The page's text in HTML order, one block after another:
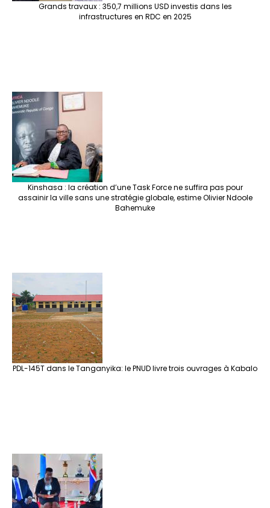
Grands travaux : 350,7 millions USD investis dans les
infrastructures en RDC en 2025
Kinshasa : la création d’une Task Force ne suffira pas pour
assainir la ville sans une stratégie globale, estime Olivier Ndoole
Bahemuke
PDL-145T dans le Tanganyika: le PNUD livre trois ouvrages à Kabalo